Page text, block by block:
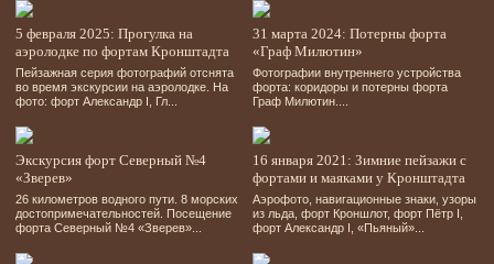
5 февраля 2025: Прогулка на
аэролодке по фортам Кронштадта
Пейзажная серия фотографий отснята
во время экскурсии на аэролодке. На
фото: форт Александр І, Гл...
31 марта 2024: Потерны форта
«Граф Милютин»
Фотографии внутреннего устройства
форта: коридоры и потерны форта
Граф Милютин....
Экскурсия форт Северный №4
«Зверев»
26 километров водного пути. 8 морских
достопримечательностей. Посещение
форта Северный №4 «Зверев»...
16 января 2021: Зимние пейзажи с
фортами и маяками у Кронштадта
Аэрофото, навигационные знаки, узоры
из льда, форт Кроншлот, форт Пётр І,
форт Александр І, «Пьяный»...